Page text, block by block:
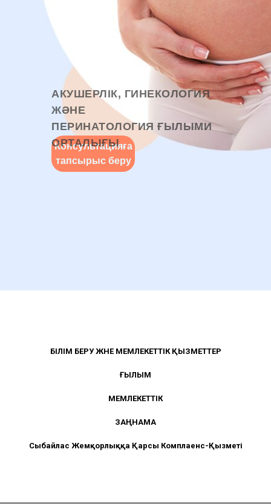
Консультацияға
тапсырыс беру
АКУШЕРЛІК, ГИНЕКОЛОГИЯ
ЖӘНЕ
ПЕРИНАТОЛОГИЯ ҒЫЛЫМИ
ОРТАЛЫҒЫ
БІЛІМ БЕРУ ЖӘНЕ МЕМЛЕКЕТТІК ҚЫЗМЕТТЕР
ҒЫЛЫМ
МЕМЛЕКЕТТІК
ЗАҢНАМА
Сыбайлас Жемқорлыққа Қарсы Комплаенс-Қызметі